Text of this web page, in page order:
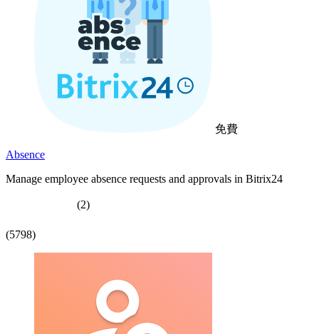
免費
Absence
Manage employee absence requests and approvals in Bitrix24
(2)
(5798)